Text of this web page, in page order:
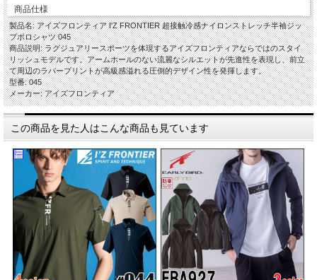
商品仕様
製品名: アイズフロンティア I'Z FRONTIER 超接触冷感ナイロンストレッチ半袖ジッ
プポロシャツ 045
商品説明: ラグジュアリースポーツを体現するアイズフロンティアならではのスタイ
リッシュモデルです。アームホールのない流麗なシルエットが先進性を表現し、前立
て周辺のラバープリントが高級感溢れる圧倒的デザイン性を発揮します。
型番: 045
メーカー: アイズフロンティア
この商品を見た人はこんな商品も見ています